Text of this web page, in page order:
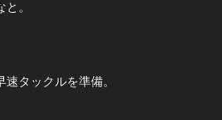
。
タックルを準備。